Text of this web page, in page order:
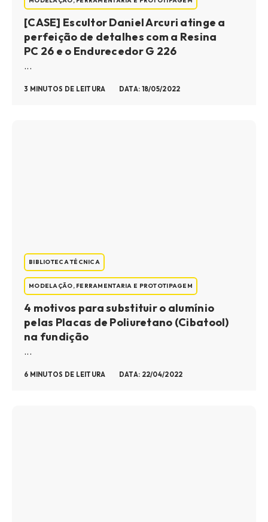
[CASE] Escultor Daniel Arcuri atinge a
perfeição de detalhes com a Resina
PC 26 e o Endurecedor G 226
...
3 MINUTOS DE LEITURA DATA: 18/05/2022
BIBLIOTECA TÉCNICA
MODELAÇÃO, FERRAMENTARIA E PROTOTIPAGEM
4 motivos para substituir o alumínio
pelas Placas de Poliuretano (Cibatool)
na fundição
...
6 MINUTOS DE LEITURA DATA: 22/04/2022